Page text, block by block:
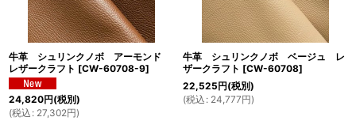
牛革 シュリンクノボ アーモンド
レザークラフト [CW-60708-9]
24,820円(税別)
(税込 : 27,302円)
牛革 シュリンクノボ ベージュ レ
ザークラフト [CW-60708]
22,525円(税別)
(税込 : 24,777円)